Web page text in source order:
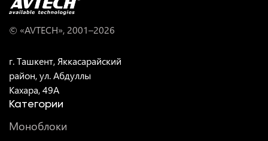
© «AVTECH», 2001–2026
г. Ташкент, Яккасарайский
район, ул. Абдуллы
Кахара, 49A
Категории
Моноблоки